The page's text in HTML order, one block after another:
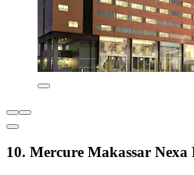
10. Mercure Makassar Nexa